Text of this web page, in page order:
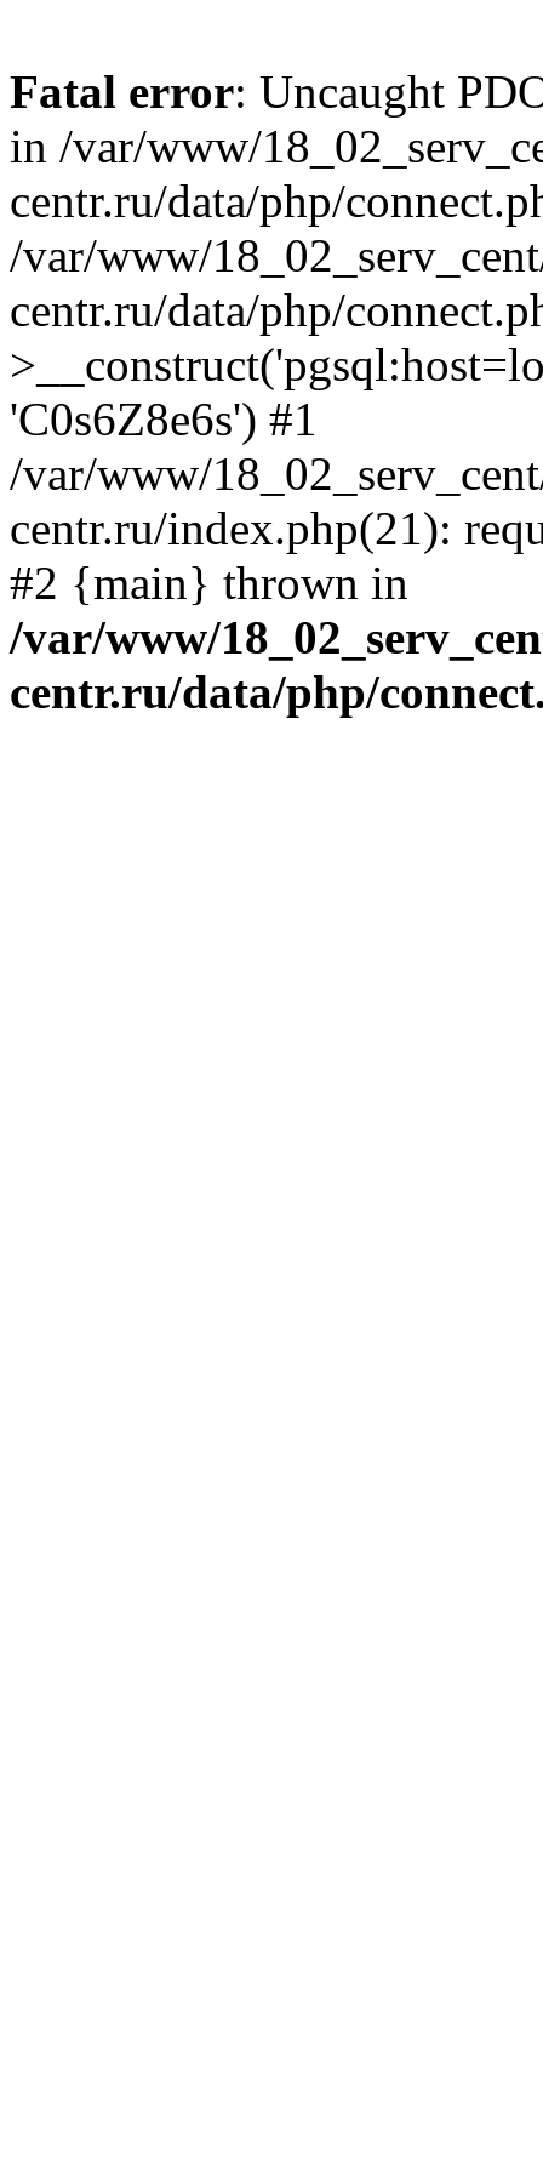
Fatal error: Uncaught
in /var/www/
centr.ru/data/php/
/var/www/
centr.ru/data/php/
'C0s6Z8e6s') #1
/var/www/
centr.ru/index.php(21):
#2 {main} thrown in
/var/www/
centr.ru/data/php/